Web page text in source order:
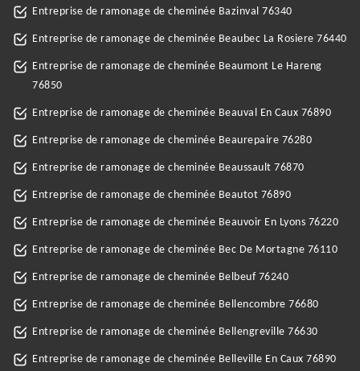
Entreprise de ramonage de cheminée Bazinval 76340
Entreprise de ramonage de cheminée Beaubec La Rosiere 76440
Entreprise de ramonage de cheminée Beaumont Le Hareng
76850
Entreprise de ramonage de cheminée Beauval En Caux 76890
Entreprise de ramonage de cheminée Beaurepaire 76280
Entreprise de ramonage de cheminée Beaussault 76870
Entreprise de ramonage de cheminée Beautot 76890
Entreprise de ramonage de cheminée Beauvoir En Lyons 76220
Entreprise de ramonage de cheminée Bec De Mortagne 76110
Entreprise de ramonage de cheminée Belbeuf 76240
Entreprise de ramonage de cheminée Bellencombre 76680
Entreprise de ramonage de cheminée Bellengreville 76630
Entreprise de ramonage de cheminée Belleville En Caux 76890